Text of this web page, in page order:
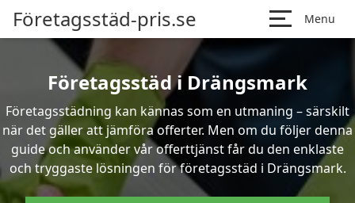
Företagsstäd-pris.se Menu
Företagsstäd i Drängsmark
Företagsstädning kan kännas som en utmaning – särskilt
när det gäller att jämföra offerter. Men om du följer denna
guide och använder vår offerttjänst får du den enklaste
och tryggaste lösningen för företagsstäd i Drängsmark.